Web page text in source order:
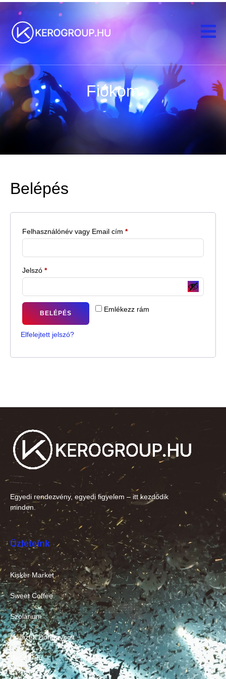
Fiókom
Belépés
Felhasználónév vagy Email cím *
Jelszó *
Emlékezz rám
BELÉPÉS
Elfelejtett jelszó?
Egyedi rendezvény, egyedi figyelem – itt kezdődik
minden.
Üzleteink
Kisker Market
Sweet Coffee
Szolárium
Nemzeti Dohánybolt
Retro Pub